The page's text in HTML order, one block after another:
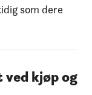
som dere
kjøp og